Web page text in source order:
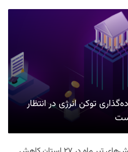
توکن انرژی در انتظار